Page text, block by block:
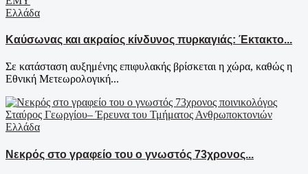
Ελλάδα
Καύσωνας και ακραίος κίνδυνος πυρκαγιάς: Έκτακτο...
Σε κατάσταση αυξημένης επιφυλακής βρίσκεται η χώρα, καθώς η
Εθνική Μετεωρολογική...
Ελλάδα
Νεκρός στο γραφείο του ο γνωστός 73χρονος...